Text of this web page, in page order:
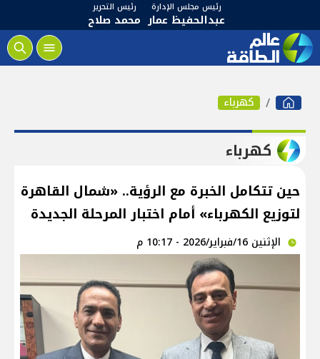
رئيس مجلس الإدارة
عبدالحفيظ عمار
رئيس التحرير
محمد صلاح
كهرباء
كهرباء
حين تتكامل الخبرة مع الرؤية.. «شمال القاهرة
لتوزيع الكهرباء» أمام اختبار المرحلة الجديدة
الإثنين 16/فبراير/2026 - 10:17 م